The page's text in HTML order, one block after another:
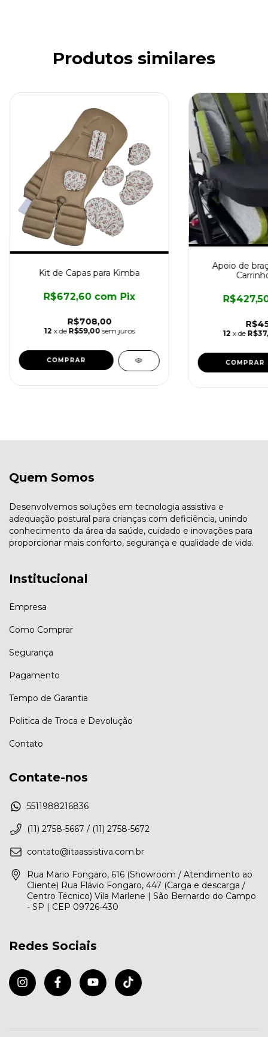
Produtos similares
Kit de Capas para Kimba
R$708,00
R$672,60 com Pix
12 x de R$59,00 sem juros
Apoio de
12 x de
Quem Somos
Desenvolvemos soluções em tecnologia assistiva e
adequação postural para crianças com deficiência, unindo
conhecimento da área da saúde, cuidado e inovações para
proporcionar mais conforto, segurança e qualidade de vida.
Institucional
Empresa
Como Comprar
Segurança
Pagamento
Tempo de Garantia
Politica de Troca e Devolução
Contato
Contate-nos
5511988216836
(11) 2758-5667 / (11) 2758-5672
contato@itaassistiva.com.br
Rua Mario Fongaro, 616 (Showroom / Atendimento ao
Cliente) Rua Flávio Fongaro, 447 (Carga e descarga /
Centro Técnico) Vila Marlene | São Bernardo do Campo
- SP | CEP 09726-430
Redes Sociais